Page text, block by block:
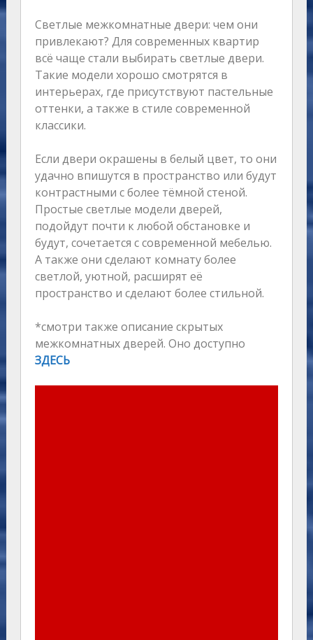
Светлые межкомнатные двери: чем они
привлекают? Для современных квартир
всё чаще стали выбирать светлые двери.
Такие модели хорошо смотрятся в
интерьерах, где присутствуют пастельные
оттенки, а также в стиле современной
классики.
Если двери окрашены в белый цвет, то они
удачно впишутся в пространство или будут
контрастными с более тёмной стеной.
Простые светлые модели дверей,
подойдут почти к любой обстановке и
будут, сочетается с современной мебелью.
А также они сделают комнату более
светлой, уютной, расширят её
пространство и сделают более стильной.
*смотри также описание скрытых
межкомнатных дверей. Оно доступно
ЗДЕСЬ